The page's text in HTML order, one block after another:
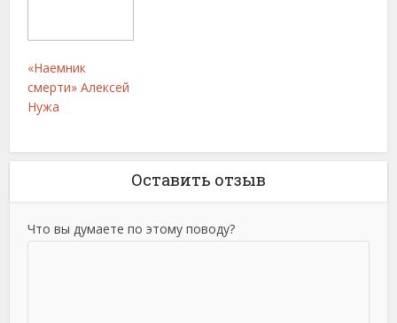
«Наемник
смерти» Алексей
Нужа
Оставить отзыв
Что вы думаете по этому поводу?